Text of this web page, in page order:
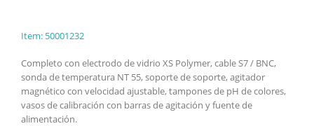
Item: 50001232
Completo con electrodo de vidrio XS Polymer, cable S7 / BNC,
sonda de temperatura NT 55, soporte de soporte, agitador
magnético con velocidad ajustable, tampones de pH de colores,
vasos de calibración con barras de agitación y fuente de
alimentación.